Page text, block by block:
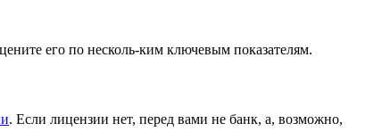
его по несколь-ким ключевым показателям.
. Если лицензии нет, перед вами не банк, а, возможно,